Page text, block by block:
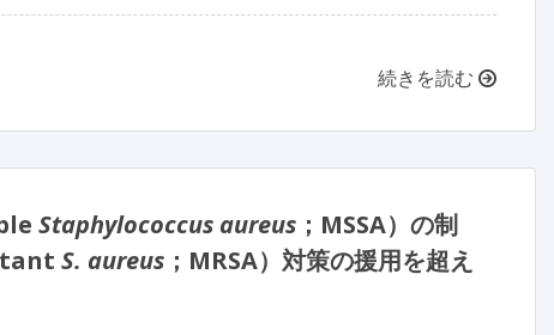
続きを読む
Staphylococcus aureus ；MSSA）の制
S. aureus ；MRSA）対策の援用を超え